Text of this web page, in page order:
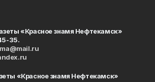
«Красное знамя Нефтекамск»
35.
«Красное знамя Нефтекамск»